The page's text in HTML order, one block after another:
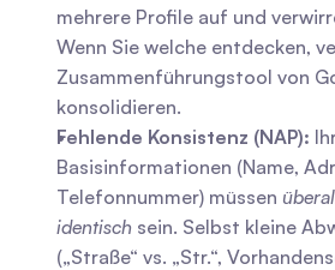
mehrere Profile auf und
Wenn Sie welche entdecken,
Zusammenführungstool von
konsolidieren.
Fehlende Konsistenz (NAP):
Basisinformationen (Name,
Telefonnummer) müssen
identisch sein. Selbst kleine
(„Straße“ vs. „Str.“,